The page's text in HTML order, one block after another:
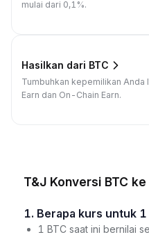
mulai dari 0,1%.
Hasilkan dari BTC
Tumbuhkan kepemilikan Anda
Earn dan On-Chain Earn.
T&J Konversi BTC ke
1. Berapa kurs untuk
1 BTC saat ini bernilai